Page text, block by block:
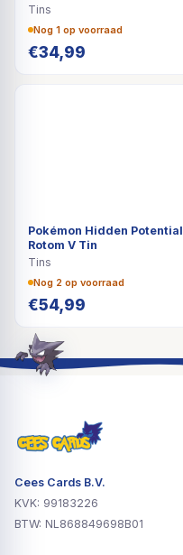
Tins
Nog 1 op voorraad
€34,99
Pokémon Hidden Potential
Rotom V Tin
Tins
Nog 2 op voorraad
€54,99
Cees Cards B.V.
KVK: 99183226
BTW: NL868849698B01